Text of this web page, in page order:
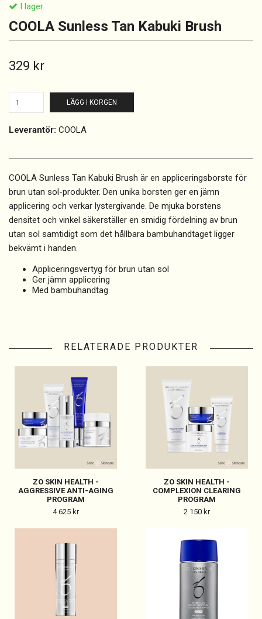
I lager.
COOLA Sunless Tan Kabuki Brush
329 kr
LÄGG I KORGEN
Leverantör: COOLA
COOLA Sunless Tan Kabuki Brush är en appliceringsborste för
brun utan sol-produkter. Den unika borsten ger en jämn
applicering och verkar lystergivande. De mjuka borstens
densitet och vinkel säkerställer en smidig fördelning av brun
utan sol samtidigt som det hållbara bambuhandtaget ligger
bekvämt i handen.
Appliceringsvertyg för brun utan sol
Ger jämn applicering
Med bambuhandtag
RELATERADE PRODUKTER
ZO SKIN HEALTH -
AGGRESSIVE ANTI-AGING
PROGRAM
4 625 kr
ZO SKIN HEALTH -
COMPLEXION CLEARING
PROGRAM
2 150 kr